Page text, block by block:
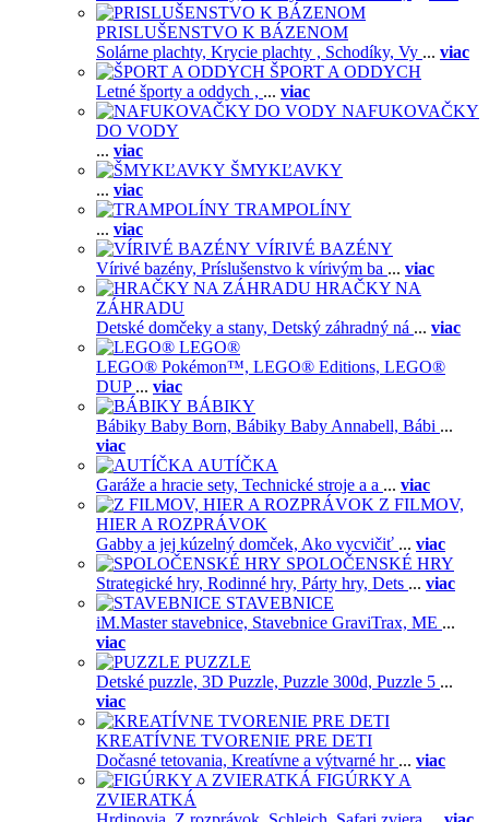
PRISLUŠENSTVO K BÁZENOM
Solárne plachty, Krycie plachty , Schodíky, Vy ... viac
ŠPORT A ODDYCH
Letné športy a oddych , ... viac
NAFUKOVAČKY
DO VODY
... viac
ŠMYKĽAVKY
... viac
TRAMPOLÍNY
... viac
VÍRIVÉ BAZÉNY
Vírivé bazény, Príslušenstvo k vírivým ba ... viac
HRAČKY NA
ZÁHRADU
Detské domčeky a stany, Detský záhradný ná ... viac
LEGO®
LEGO® Pokémon™, LEGO® Editions, LEGO®
DUP ... viac
BÁBIKY
Bábiky Baby Born, Bábiky Baby Annabell, Bábi ...
viac
AUTÍČKA
Garáže a hracie sety, Technické stroje a a ... viac
Z FILMOV,
HIER A ROZPRÁVOK
Gabby a jej kúzelný domček, Ako vycvičiť ... viac
SPOLOČENSKÉ HRY
Strategické hry, Rodinné hry, Párty hry, Dets ... viac
STAVEBNICE
iM.Master stavebnice, Stavebnice GraviTrax, ME ...
viac
PUZZLE
Detské puzzle, 3D Puzzle, Puzzle 300d, Puzzle 5 ...
viac
KREATÍVNE TVORENIE PRE DETI
Dočasné tetovania, Kreatívne a výtvarné hr ... viac
FIGÚRKY A
ZVIERATKÁ